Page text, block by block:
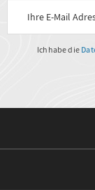
Ich habe die